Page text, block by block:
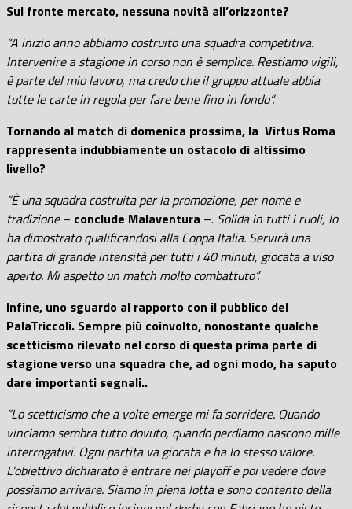
Sul fronte mercato, nessuna novità all’orizzonte?
“A inizio anno abbiamo costruito una squadra competitiva.
Intervenire a stagione in corso non è semplice. Restiamo vigili,
è parte del mio lavoro, ma credo che il gruppo attuale abbia
tutte le carte in regola per fare bene fino in fondo”.
Tornando al match di domenica prossima, la Virtus Roma
rappresenta indubbiamente un ostacolo di altissimo
livello?
“È una squadra costruita per la promozione, per nome e
tradizione– conclude Malaventura –. Solida in tutti i ruoli, lo
ha dimostrato qualificandosi alla Coppa Italia. Servirà una
partita di grande intensità per tutti i 40 minuti, giocata a viso
aperto. Mi aspetto un match molto combattuto”.
Infine, uno sguardo al rapporto con il pubblico del
PalaTriccoli. Sempre più coinvolto, nonostante qualche
scetticismo rilevato nel corso di questa prima parte di
stagione verso una squadra che, ad ogni modo, ha saputo
dare importanti segnali..
“Lo scetticismo che a volte emerge mi fa sorridere. Quando
vinciamo sembra tutto dovuto, quando perdiamo nascono mille
interrogativi. Ogni partita va giocata e ha lo stesso valore.
L’obiettivo dichiarato è entrare nei playoff e poi vedere dove
possiamo arrivare. Siamo in piena lotta e sono contento della